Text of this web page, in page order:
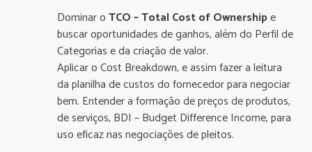
Dominar oTCO – Total Cost of Ownershipe
buscar oportunidades de ganhos, além do Perfil de
Categorias e da criação de valor.
Aplicar o Cost Breakdown, e assim fazer a leitura
da planilha de custos do fornecedor para negociar
bem. Entender a formação de preços de produtos,
de serviços, BDI – Budget Difference Income, para
uso eficaz nas negociações de pleitos.